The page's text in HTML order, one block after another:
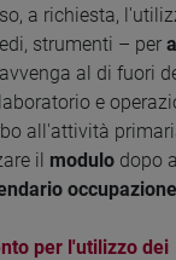
a richiesta,
strumenti – per
al di fuori
e
all'attività
il modulo dopo
occupazione
per l'utilizzo dei